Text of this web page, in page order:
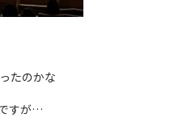
たのかな
すが…